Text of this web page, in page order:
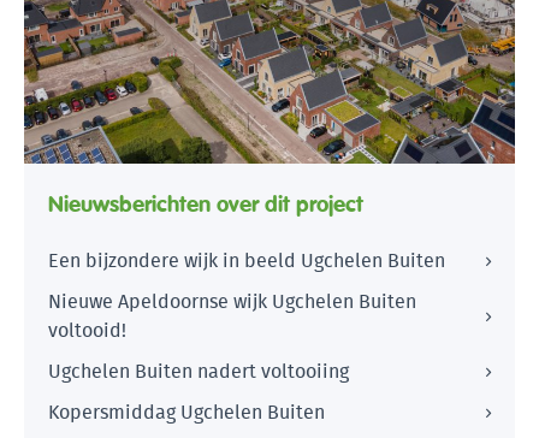
Nieuwsberichten over dit project
Een bijzondere wijk in beeld Ugchelen Buiten
Nieuwe Apeldoornse wijk Ugchelen Buiten
voltooid!
Ugchelen Buiten nadert voltooiing
Kopersmiddag Ugchelen Buiten